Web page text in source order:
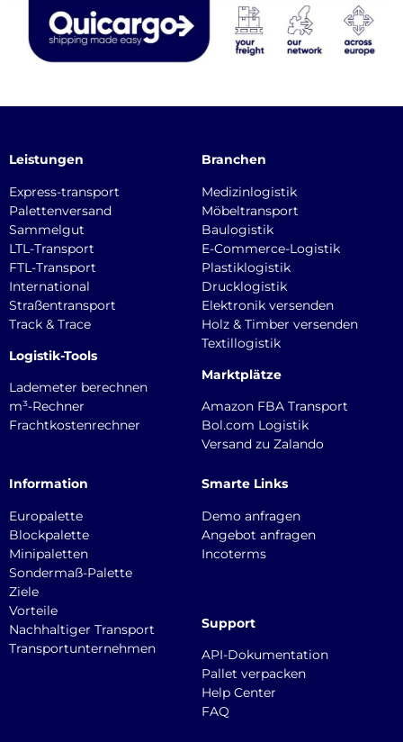
Leistungen
Express-transport
Palettenversand
Sammelgut
LTL-Transport
FTL-Transport
International
Straßentransport
Track & Trace
Logistik-Tools
Lademeter berechnen
m³-Rechner
Frachtkostenrechner
Branchen
Medizinlogistik
Möbeltransport
Baulogistik
E-Commerce-Logistik
Plastiklogistik
Drucklogistik
Elektronik versenden
Holz & Timber versenden
Textillogistik
Marktplätze
Amazon FBA Transport
Bol.com Logistik
Versand zu Zalando
Information
Europalette
Blockpalette
Minipaletten
Sondermaß-Palette
Ziele
Vorteile
Nachhaltiger Transport
Transportunternehmen
Smarte Links
Demo anfragen
Angebot anfragen
Incoterms
Support
API-Dokumentation
Pallet verpacken
Help Center
FAQ